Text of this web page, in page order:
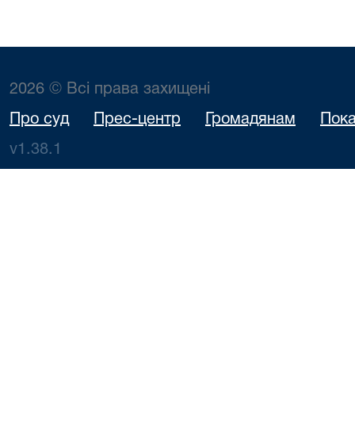
2026 © Всі права захищені
Про суд Прес-центр Громадянам
v1.38.1